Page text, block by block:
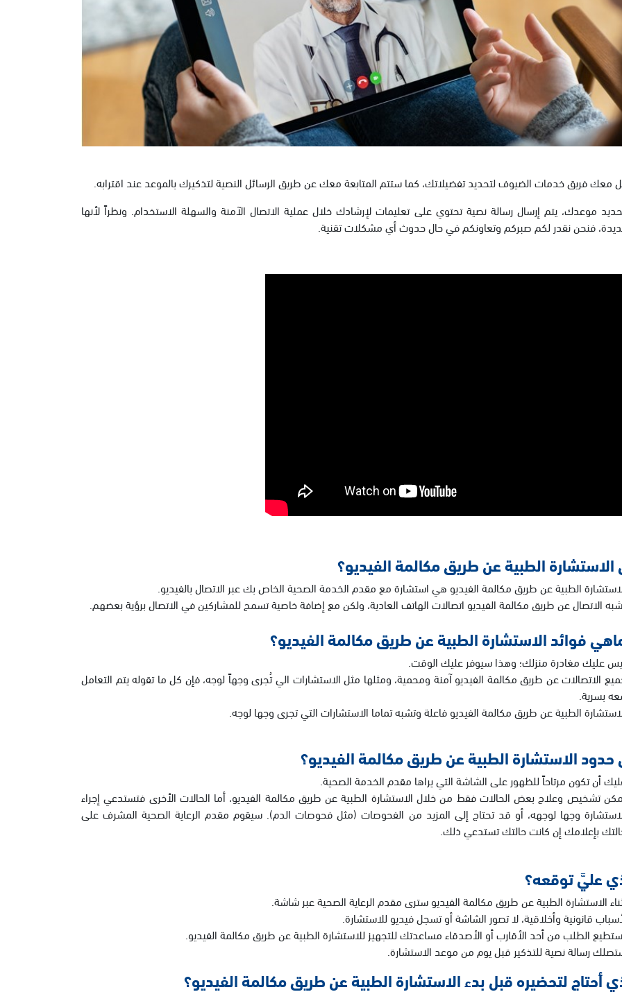
معك فريق خدمات الضيوف لتحديد تفضيلاتك، كما ستتم المتابعة معك عن طريق الرسائل النصية لتذكيرك بالموعد عند اقترابه.
موعدك، يتم إرسال رسالة نصية تحتوي على تعليمات لإرشادك خلال عملية الاتصال الآمنة والسهلة الاستخدام. ونظراً لأنها
فنحن نقدر لكم صبركم وتعاونكم في حال حدوث أي مشكلات تقنية.
الطبية عن طريق مكالمة الفيديو؟
الطبية عن طريق مكالمة الفيديو هي استشارة مع مقدم الخدمة الصحية الخاص بك عبر الاتصال بالفيديو.
الاتصال عن طريق مكالمة الفيديو اتصالات الهاتف العادية، ولكن مع إضافة خاصية تسمح للمشاركين في الاتصال برؤية بعضهم.
فوائد الاستشارة الطبية عن طريق مكالمة الفيديو؟
عليك مغادرة منزلك؛ وهذا سيوفر عليك الوقت.
الاتصالات عن طريق مكالمة الفيديو آمنة ومحمية، ومثلها مثل الاستشارات الي تُجرى وجهاً لوجه، فإن كل ما تقوله يتم التعامل
بسرية.
الطبية عن طريق مكالمة الفيديو فاعلة وتشبه تماما الاستشارات التي تجرى وجها لوجه.
الاستشارة الطبية عن طريق مكالمة الفيديو؟
أن تكون مرتاحاً للظهور على الشاشة التي يراها مقدم الخدمة الصحية.
تشخيص وعلاج بعض الحالات فقط من خلال الاستشارة الطبية عن طريق مكالمة الفيديو، أما الحالات الأخرى فتستدعي إجراء
وجها لوجهه، أو قد تحتاج إلى المزيد من الفحوصات (مثل فحوصات الدم). سيقوم مقدم الرعاية الصحية المشرف على
بإعلامك إن كانت حالتك تستدعي ذلك.
عليَّ توقعه؟
الاستشارة الطبية عن طريق مكالمة الفيديو سترى مقدم الرعاية الصحية عبر شاشة.
قانونية وأخلاقية، لا تصور الشاشة أو تسجل فيديو للاستشارة.
الطلب من أحد الأقارب أو الأصدقاء مساعدتك للتجهيز للاستشارة الطبية عن طريق مكالمة الفيديو.
رسالة نصية للتذكير قبل يوم من موعد الاستشارة.
أحتاج لتحضيره قبل بدء الاستشارة الطبية عن طريق مكالمة الفيديو؟